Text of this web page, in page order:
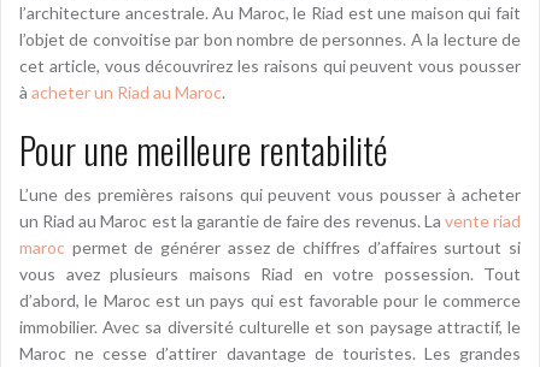
l’architecture ancestrale. Au Maroc, le Riad est une maison qui fait
l’objet de convoitise par bon nombre de personnes. A la lecture de
cet article, vous découvrirez les raisons qui peuvent vous pousser
à acheter un Riad au Maroc.
Pour une meilleure rentabilité
L’une des premières raisons qui peuvent vous pousser à acheter
un Riad au Maroc est la garantie de faire des revenus. La vente riad
maroc permet de générer assez de chiffres d’affaires surtout si
vous avez plusieurs maisons Riad en votre possession. Tout
d’abord, le Maroc est un pays qui est favorable pour le commerce
immobilier. Avec sa diversité culturelle et son paysage attractif, le
Maroc ne cesse d’attirer davantage de touristes. Les grandes